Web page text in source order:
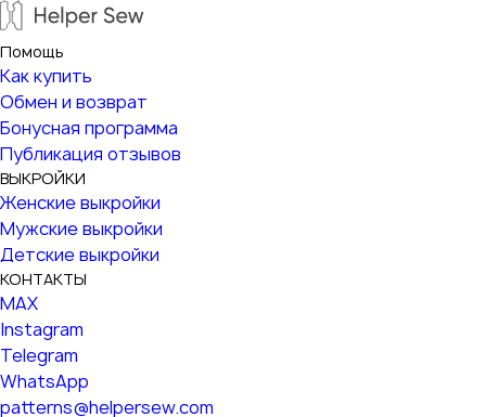
Помощь
Как купить
Обмен и возврат
Бонусная программа
Публикация отзывов
ВЫКРОЙКИ
Женские выкройки
Мужские выкройки
Детские выкройки
КОНТАКТЫ
MAX
Instagram
Telegram
WhatsApp
patterns@helpersew.com